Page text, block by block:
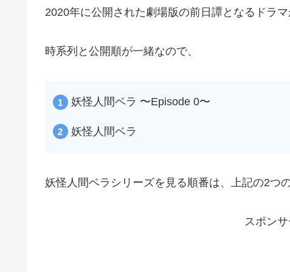
2020年に公開された劇場版の前日譚となるドラマ
時系列と公開順が一緒なので、
妖怪人間ベラ 〜Episode 0〜
妖怪人間ベラ
妖怪人間ベラシリーズを見る順番は、上記の2つ
スポン